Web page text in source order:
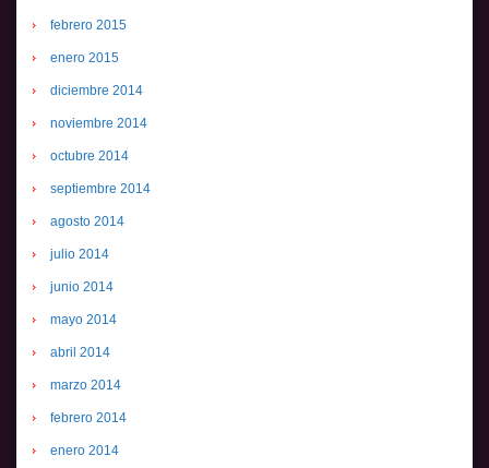
febrero 2015
enero 2015
diciembre 2014
noviembre 2014
octubre 2014
septiembre 2014
agosto 2014
julio 2014
junio 2014
mayo 2014
abril 2014
marzo 2014
febrero 2014
enero 2014